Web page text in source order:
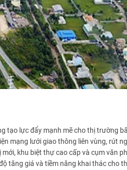
tạo lực đẩy mạnh mẽ cho thị trường
mạng lưới giao thông liên vùng, rút
khu biệt thự cao cấp và cụm văn
tăng giá và tiềm năng khai thác cho